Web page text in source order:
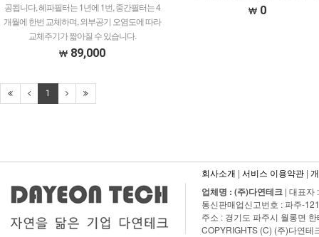
공됩니다, 헤파필터는 1년에 1번, 중간필터는 4
개월에 한번 교체하며, 외부공기 오염도에 따라
교체주기가 짧아질 수 있습니다.
89,000
0
1
회사소개 | 서비스 이용약관 |
업체명 : (주)다연테크 | 대표자
통신판매업신고번호 : 파주-
주소 : 경기도 파주시 월롱면
COPYRIGHTS (C) (주)다연테